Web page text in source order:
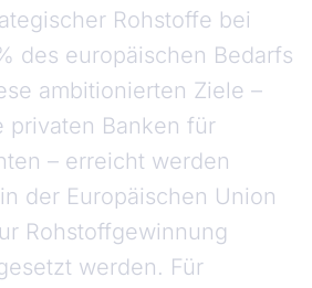
Rohstoffe bei
des europäischen Bedarfs
ambitionierten Ziele –
privaten Banken für
– erreicht werden
der Europäischen Union
Rohstoffgewinnung
werden. Für